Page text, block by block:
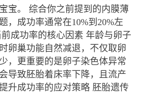
宝。 综合你之前提到的内膜薄
，成功率通常在10%到20%左
成功率的核心因素 年龄与卵子
卵巢功能自然减退，不仅取卵
，更重要的是卵子染色体异常
导致胚胎着床率下降，且流产
升成功率的应对策略 胚胎遗传